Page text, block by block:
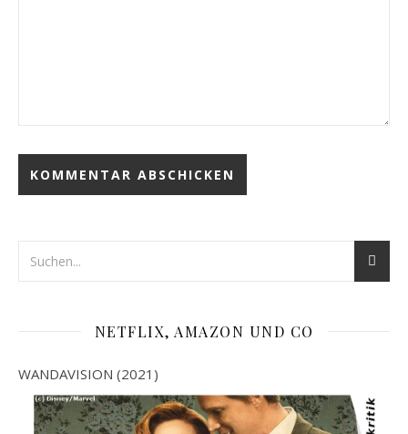
NETFLIX, AMAZON UND CO
WANDAVISION (2021)